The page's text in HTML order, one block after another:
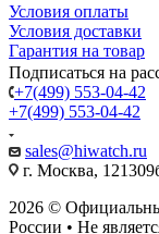
Условия оплаты
Условия доставки
Гарантия на товар
Подписаться на
+7(499) 553-04-42
+7(499) 553-04-42
sales@hiwatch.ru
г. Москва,
2026 ©
России • Не